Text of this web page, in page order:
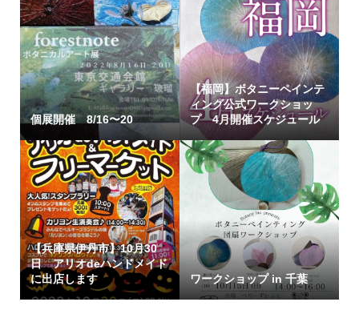
個展開催 8/16〜20
【福岡】ボタニーペインテ
ィング公式ワークショッ
プ 4月開催スケジュール
【兵庫県伊丹市】10月30
日 アリオdeハンドメイド
に出店します
ワークショップ in 千葉